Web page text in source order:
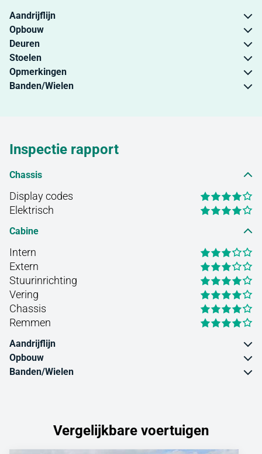
Aandrijflijn
Opbouw
Deuren
Stoelen
Opmerkingen
Banden/Wielen
Inspectie rapport
Chassis
Display codes
Elektrisch
Cabine
Intern
Extern
Stuurinrichting
Vering
Chassis
Remmen
Aandrijflijn
Opbouw
Banden/Wielen
Vergelijkbare voertuigen